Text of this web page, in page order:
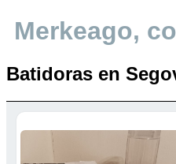
Merkeago,
Batidoras en